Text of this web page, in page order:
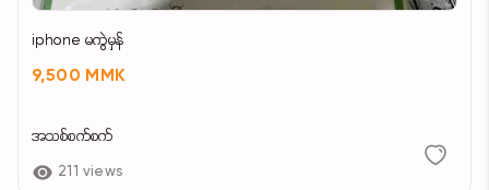
iphone မကွဲမှန်
9,500 MMK
အသစ်စက်စက်
211 views